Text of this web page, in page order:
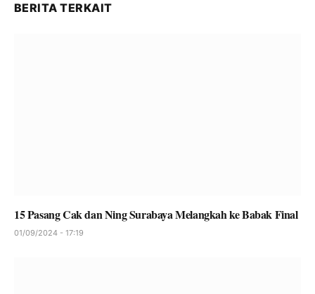
BERITA TERKAIT
15 Pasang Cak dan Ning Surabaya Melangkah ke Babak Final
01/09/2024 - 17:19